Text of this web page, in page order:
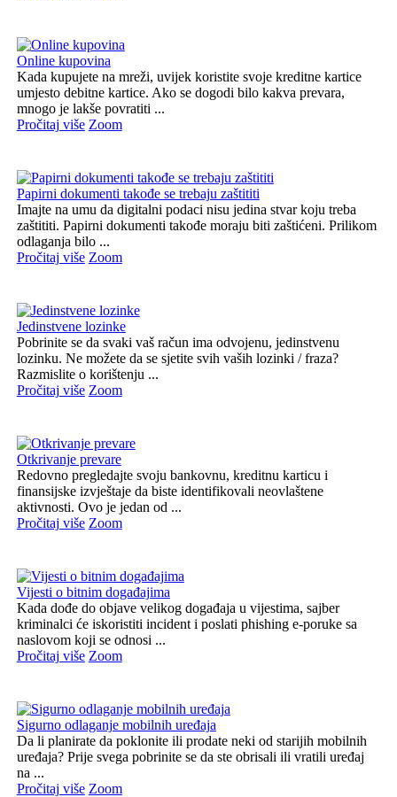
Online kupovina
Kada kupujete na mreži, uvijek koristite svoje kreditne kartice
umjesto debitne kartice. Ako se dogodi bilo kakva prevara,
mnogo je lakše povratiti ...
Pročitaj više Zoom
Papirni dokumenti takođe se trebaju zaštititi
Imajte na umu da digitalni podaci nisu jedina stvar koju treba
zaštititi. Papirni dokumenti takođe moraju biti zaštićeni. Prilikom
odlaganja bilo ...
Pročitaj više Zoom
Jedinstvene lozinke
Pobrinite se da svaki vaš račun ima odvojenu, jedinstvenu
lozinku. Ne možete da se sjetite svih vaših lozinki / fraza?
Razmislite o korištenju ...
Pročitaj više Zoom
Otkrivanje prevare
Redovno pregledajte svoju bankovnu, kreditnu karticu i
finansijske izvještaje da biste identifikovali neovlaštene
aktivnosti. Ovo je jedan od ...
Pročitaj više Zoom
Vijesti o bitnim događajima
Kada dođe do objave velikog događaja u vijestima, sajber
kriminalci će iskoristiti incident i poslati phishing e-poruke sa
naslovom koji se odnosi ...
Pročitaj više Zoom
Sigurno odlaganje mobilnih uređaja
Da li planirate da poklonite ili prodate neki od starijih mobilnih
uređaja? Prije svega pobrinite se da ste obrisali ili vratili uređaj
na ...
Pročitaj više Zoom